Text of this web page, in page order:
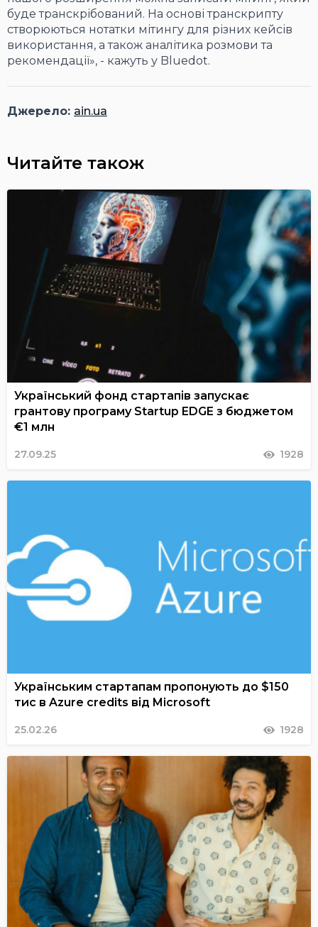
буде транскрібований. На основі транскрипту
створюються нотатки мітингу для різних кейсів
використання, а також аналітика розмови та
рекомендації», - кажуть у Bluedot.
Джерело: ain.ua
Читайте також
Український фонд стартапів запускає
грантову програму Startup EDGE з бюджетом
€1 млн
27.09.25 1928
Українським стартапам пропонують до $150
тис в Azure credits від Microsoft
25.02.26 1928